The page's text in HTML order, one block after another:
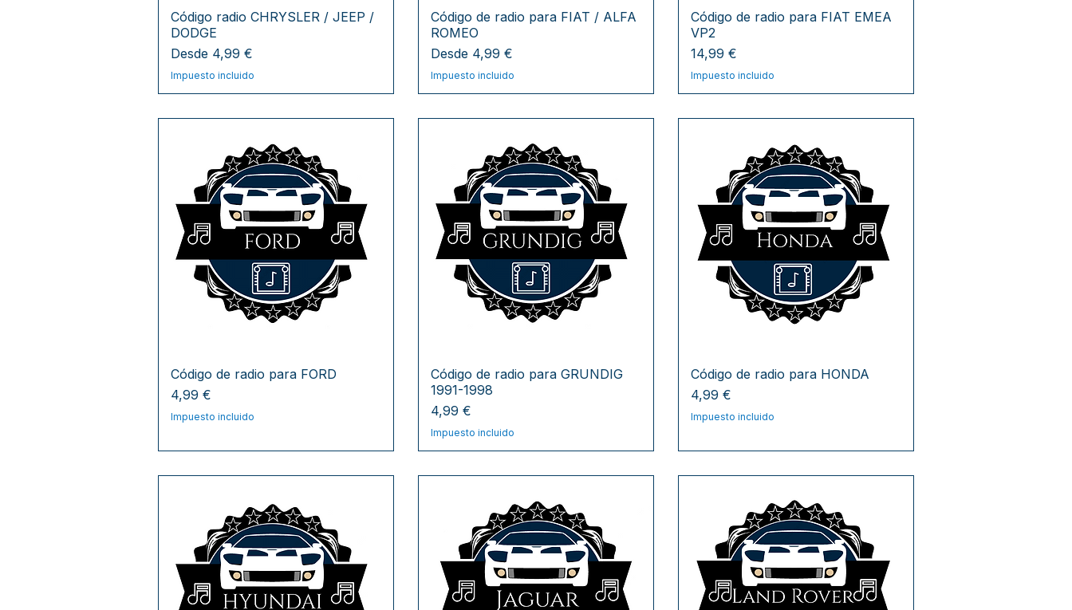
Código radio CHRYSLER / JEEP /
DODGE
Desde 4,99 €
Precio de oferta
Impuesto incluido
Código de radio para FIAT / ALFA
ROMEO
Desde 4,99 €
Precio de oferta
Impuesto incluido
Código de radio para FIAT EMEA
VP2
Precio
14,99 €
Impuesto incluido
Código de radio para FORD
Precio
4,99 €
Impuesto incluido
Código de radio para GRUNDIG
1991-1998
Precio
4,99 €
Impuesto incluido
Código de radio para HONDA
Precio
4,99 €
Impuesto incluido